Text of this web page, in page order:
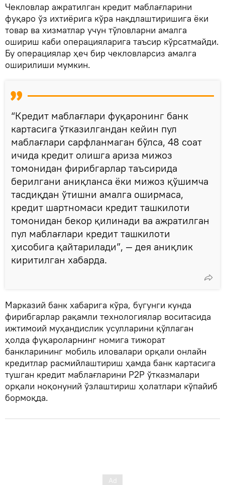
Чекловлар ажратилган кредит маблағларини
фуқаро ўз ихтиёрига кўра нақдлаштиришига ёки
товар ва хизматлар учун тўловларни амалга
ошириш каби операцияларига таъсир кўрсатмайди.
Бу операциялар ҳеч бир чекловларсиз амалга
оширилиши мумкин.
“Кредит маблағлари фуқаронинг банк
картасига ўтказилгандан кейин пул
маблағлари сарфланмаган бўлса, 48 соат
ичида кредит олишга ариза мижоз
томонидан фирибгарлар таъсирида
берилгани аниқланса ёки мижоз қўшимча
тасдиқдан ўтишни амалга оширмаса,
кредит шартномаси кредит ташкилоти
томонидан бекор қилинади ва ажратилган
пул маблағлари кредит ташкилоти
ҳисобига қайтарилади”, — дея аниқлик
киритилган хабарда.
Марказий банк хабарига кўра, бугунги кунда
фирибгарлар рақамли технологиялар воситасида
ижтимоий муҳандислик усулларини қўллаган
ҳолда фуқароларнинг номига тижорат
банкларининг мобиль иловалари орқали онлайн
кредитлар расмийлаштириш ҳамда банк картасига
тушган кредит маблағларини P2P ўтказмалари
орқали ноқонуний ўзлаштириш ҳолатлари кўпайиб
бормоқда.